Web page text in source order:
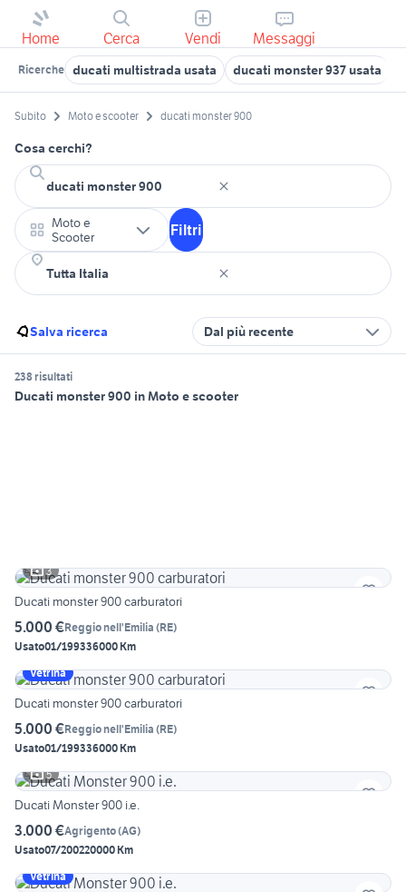
Home Cerca Vendi Messaggi
Ricerche ducati multistrada usata ducati monster 937 usata
Subito Moto e scooter ducati monster 900
Cosa cerchi?
Moto e
Scooter
Filtri
Salva ricerca Dal più recente
238 risultati
Ducati monster 900 in Moto e scooter
3
Ducati monster 900 carburatori
5.000 €Reggio nell'Emilia (RE)
Usato01/199336000 Km
Vetrina
Ducati monster 900 carburatori
5.000 €Reggio nell'Emilia (RE)
Usato01/199336000 Km
5
Ducati Monster 900 i.e.
3.000 €Agrigento(AG)
Usato07/200220000 Km
Vetrina